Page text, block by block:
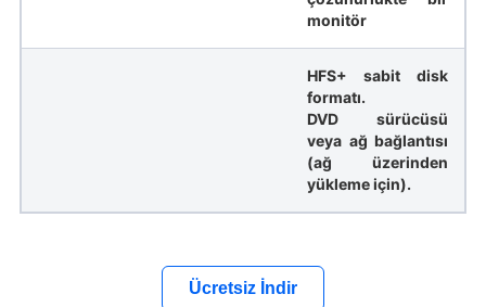
monitör
HFS+ sabit disk
formatı.
DVD sürücüsü
veya ağ bağlantısı
(ağ üzerinden
yükleme için).
Ücretsiz İndir